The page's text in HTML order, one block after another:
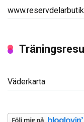
Väderkarta